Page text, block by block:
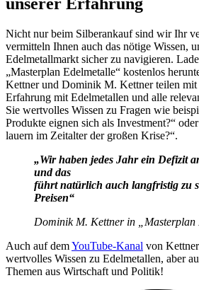
unserer Erfahrung
Nicht nur beim Silberankauf sind wir Ihr
vermitteln Ihnen auch das nötige Wissen,
Edelmetallmarkt sicher zu navigieren.
„Masterplan Edelmetalle“ kostenlos
Kettner und Dominik M. Kettner teilen mit
Erfahrung mit Edelmetallen und alle
Sie wertvolles Wissen zu Fragen wie
Produkte eignen sich als Investment?“
lauern im Zeitalter der großen Krise?“.
„Wir haben jedes Jahr ein Defizit
und das
führt natürlich auch langfristig zu
Preisen“
Dominik M. Kettner in „Masterplan
Auch auf demYouTube-Kanal von
wertvolles Wissen zu Edelmetallen, aber
Themen aus Wirtschaft und Politik!